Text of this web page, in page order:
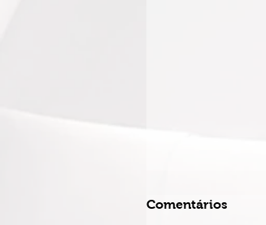
Comentários